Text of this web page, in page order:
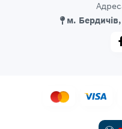
м.